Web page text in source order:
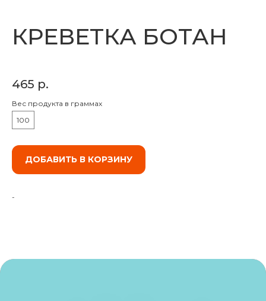
КРЕВЕТКА БОТАН
465 р.
Вес продукта в граммах
100
ДОБАВИТЬ В КОРЗИНУ
-
ИКРА СМОТРЕТЬ ВСЕ